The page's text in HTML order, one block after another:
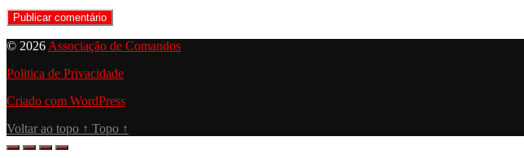
© 2026 Associação de Comandos
Politica de Privacidade
Criado com WordPress
Voltar ao topo ↑ Topo ↑